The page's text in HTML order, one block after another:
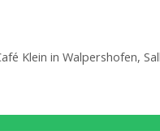
Klein in Walpershofen,